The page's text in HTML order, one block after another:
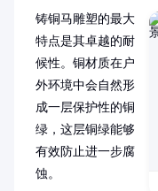
铸铜马雕塑的最大
特点是其卓越的耐
候性。铜材质在户
外环境中会自然形
成一层保护性的铜
绿，这层铜绿能够
有效防止进一步腐
蚀。